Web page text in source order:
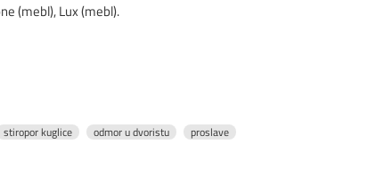
(mebl), Lux (mebl).
stiropor kuglice odmor u dvoristu proslave